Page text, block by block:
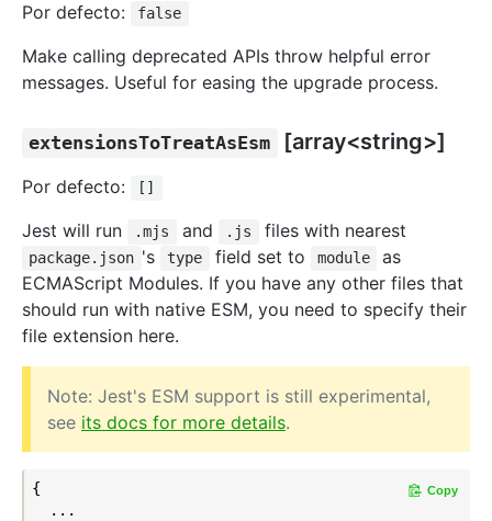
Por defecto: false
Make calling deprecated APIs throw helpful error
messages. Useful for easing the upgrade process.
extensionsToTreatAsEsm [array<string>]
Por defecto: []
Jest will run .mjs and .js files with nearest
package.json 's type field set to module
as
ECMAScript Modules. If you have any other files that
should run with native ESM, you need to specify their
file extension here.
Note: Jest's ESM support is still experimental,
see its docs for more details.
{
  ...
Copy